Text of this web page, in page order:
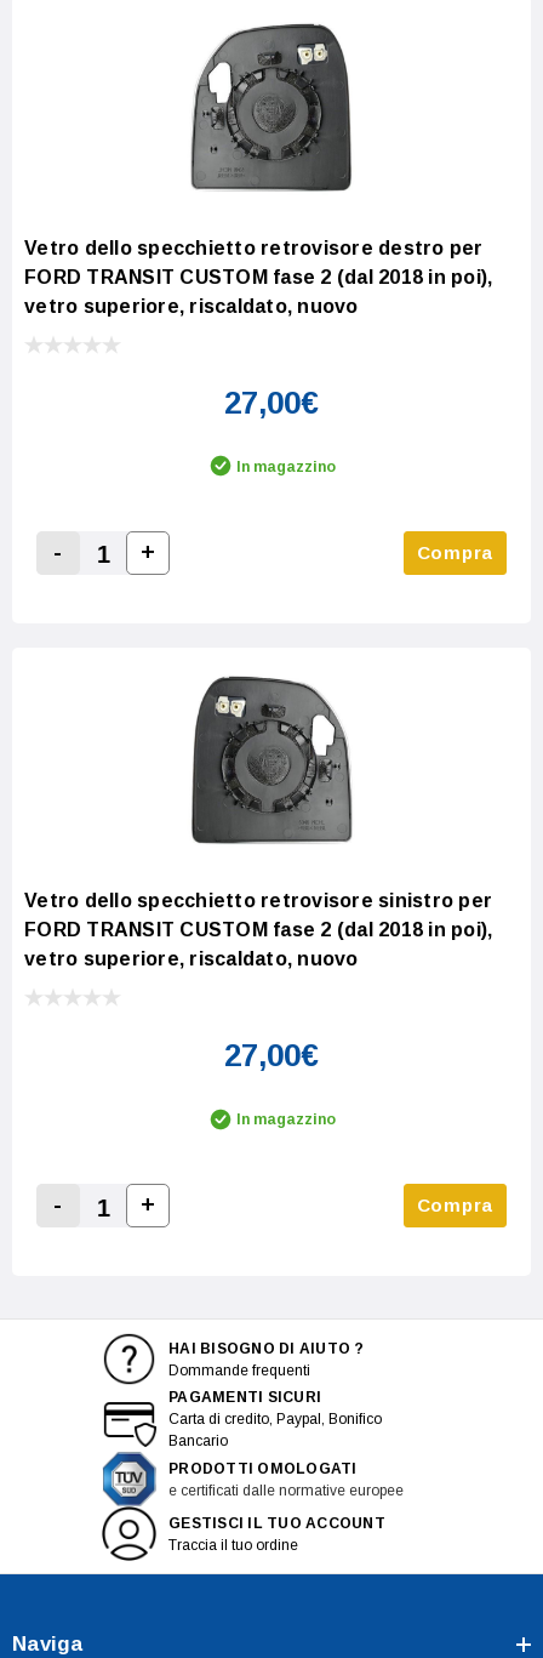
Vetro dello specchietto retrovisore destro per
FORD TRANSIT CUSTOM fase 2 (dal 2018 in poi),
vetro superiore, riscaldato, nuovo
27,00€
In magazzino
Decrease Quantity:
-
Increase Quantity:
+ Compra
Vetro dello specchietto retrovisore sinistro per
FORD TRANSIT CUSTOM fase 2 (dal 2018 in poi),
vetro superiore, riscaldato, nuovo
27,00€
In magazzino
Decrease Quantity:
-
Increase Quantity:
+ Compra
HAI BISOGNO DI AIUTO ?
Dommande frequenti
PAGAMENTI SICURI
Carta di credito, Paypal, Bonifico
Bancario
PRODOTTI OMOLOGATI
e certificati dalle normative europee
GESTISCI IL TUO ACCOUNT
Traccia il tuo ordine
Naviga